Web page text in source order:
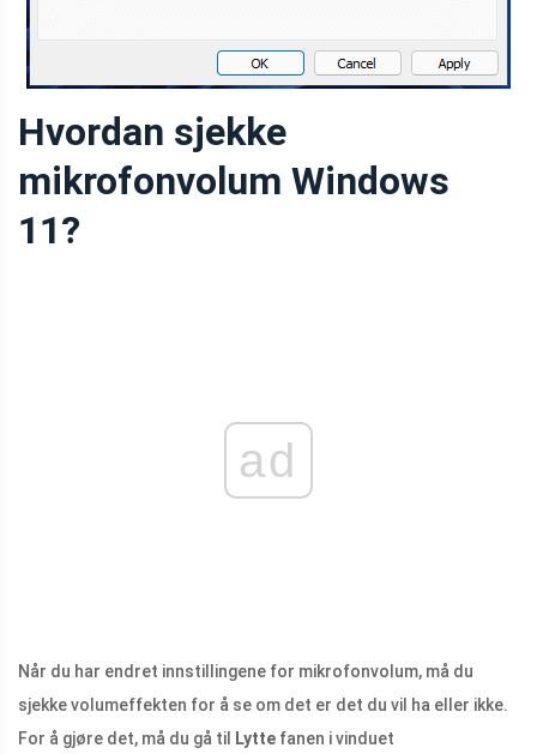
Hvordan sjekke
mikrofonvolum Windows
11?
ad
Når du har endret innstillingene for mikrofonvolum, må du
sjekke volumeffekten for å se om det er det du vil ha eller ikke.
For å gjøre det, må du gå til
Lytte fanen i vinduet